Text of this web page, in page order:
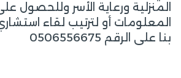
المنزلية ورعاية الأسر وللحصول
المعلومات أو لترتيب لقاء
بنا على الرقم 0506556675